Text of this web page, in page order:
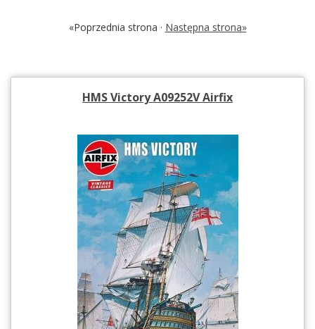
«Poprzednia strona · Następna strona»
HMS Victory A09252V Airfix